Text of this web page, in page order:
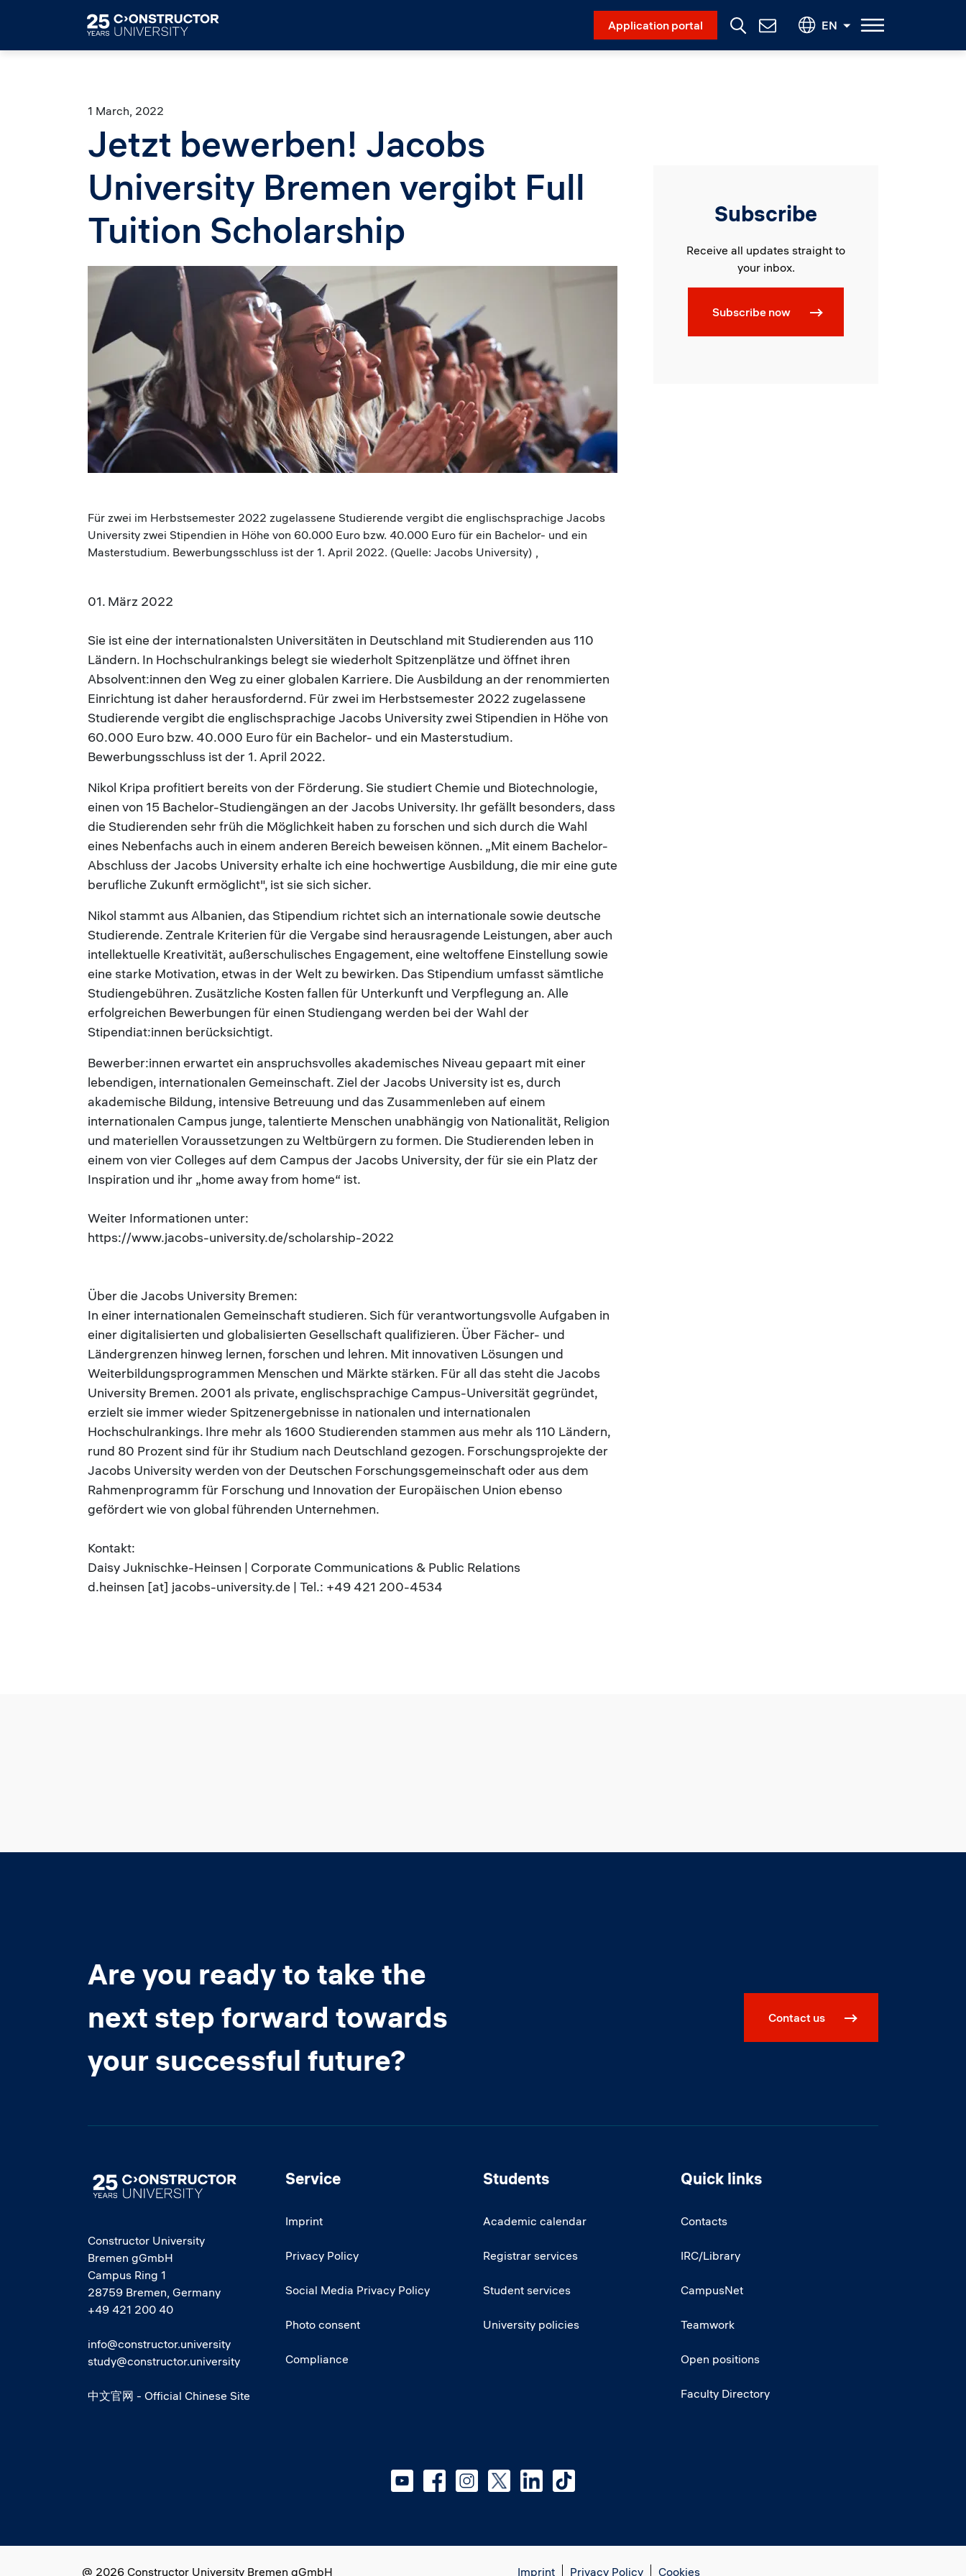
Application portal
Contact
Us
EN
1 March, 2022
Jetzt bewerben! Jacobs
University Bremen vergibt Full
Tuition Scholarship
Image
Für zwei im Herbstsemester 2022 zugelassene Studierende vergibt die englischsprachige Jacobs
University zwei Stipendien in Höhe von 60.000 Euro bzw. 40.000 Euro für ein Bachelor- und ein
Masterstudium. Bewerbungsschluss ist der 1. April 2022. (Quelle: Jacobs University) ,
01. März 2022
Sie ist eine der internationalsten Universitäten in Deutschland mit Studierenden aus 110
Ländern. In Hochschulrankings belegt sie wiederholt Spitzenplätze und öffnet ihren
Absolvent:innen den Weg zu einer globalen Karriere. Die Ausbildung an der renommierten
Einrichtung ist daher herausfordernd. Für zwei im Herbstsemester 2022 zugelassene
Studierende vergibt die englischsprachige Jacobs University zwei Stipendien in Höhe von
60.000 Euro bzw. 40.000 Euro für ein Bachelor- und ein Masterstudium.
Bewerbungsschluss ist der 1. April 2022.
Nikol Kripa profitiert bereits von der Förderung. Sie studiert Chemie und Biotechnologie,
einen von 15 Bachelor-Studiengängen an der Jacobs University. Ihr gefällt besonders, dass
die Studierenden sehr früh die Möglichkeit haben zu forschen und sich durch die Wahl
eines Nebenfachs auch in einem anderen Bereich beweisen können. „Mit einem Bachelor-
Abschluss der Jacobs University erhalte ich eine hochwertige Ausbildung, die mir eine gute
berufliche Zukunft ermöglicht", ist sie sich sicher.
Nikol stammt aus Albanien, das Stipendium richtet sich an internationale sowie deutsche
Studierende. Zentrale Kriterien für die Vergabe sind herausragende Leistungen, aber auch
intellektuelle Kreativität, außerschulisches Engagement, eine weltoffene Einstellung sowie
eine starke Motivation, etwas in der Welt zu bewirken. Das Stipendium umfasst sämtliche
Studiengebühren. Zusätzliche Kosten fallen für Unterkunft und Verpflegung an. Alle
erfolgreichen Bewerbungen für einen Studiengang werden bei der Wahl der
Stipendiat:innen berücksichtigt.
Bewerber:innen erwartet ein anspruchsvolles akademisches Niveau gepaart mit einer
lebendigen, internationalen Gemeinschaft. Ziel der Jacobs University ist es, durch
akademische Bildung, intensive Betreuung und das Zusammenleben auf einem
internationalen Campus junge, talentierte Menschen unabhängig von Nationalität, Religion
und materiellen Voraussetzungen zu Weltbürgern zu formen. Die Studierenden leben in
einem von vier Colleges auf dem Campus der Jacobs University, der für sie ein Platz der
Inspiration und ihr „home away from home“ ist.
Weiter Informationen unter:
https://www.jacobs-university.de/scholarship-2022
Über die Jacobs University Bremen:
In einer internationalen Gemeinschaft studieren. Sich für verantwortungsvolle Aufgaben in
einer digitalisierten und globalisierten Gesellschaft qualifizieren. Über Fächer- und
Ländergrenzen hinweg lernen, forschen und lehren. Mit innovativen Lösungen und
Weiterbildungsprogrammen Menschen und Märkte stärken. Für all das steht die Jacobs
University Bremen. 2001 als private, englischsprachige Campus-Universität gegründet,
erzielt sie immer wieder Spitzenergebnisse in nationalen und internationalen
Hochschulrankings. Ihre mehr als 1600 Studierenden stammen aus mehr als 110 Ländern,
rund 80 Prozent sind für ihr Studium nach Deutschland gezogen. Forschungsprojekte der
Jacobs University werden von der Deutschen Forschungsgemeinschaft oder aus dem
Rahmenprogramm für Forschung und Innovation der Europäischen Union ebenso
gefördert wie von global führenden Unternehmen.
Kontakt:
Daisy Juknischke-Heinsen | Corporate Communications & Public Relations
d.heinsen [at] jacobs-university.de | Tel.: +49 421 200-4534
Subscribe
Receive all updates straight to
your inbox.
Subscribe now
Are you ready to take the
next step forward towards
your successful future?
Contact us
Image
Constructor University
Bremen gGmbH
Campus Ring 1
28759 Bremen, Germany
+49 421 200 40
info@constructor.university
study@constructor.university
中文官网 - Official Chinese Site
Service
Imprint
Privacy Policy
Social Media Privacy Policy
Photo consent
Compliance
Students
Academic calendar
Registrar services
Student services
University policies
Quick links
Contacts
IRC/Library
CampusNet
Teamwork
Open positions
Faculty Directory
@ 2026 Constructor University Bremen gGmbH Imprint Privacy Policy Cookies